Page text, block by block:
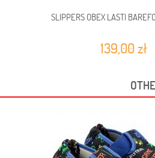
SLIPPERS OBEX LASTI
139,00 zł